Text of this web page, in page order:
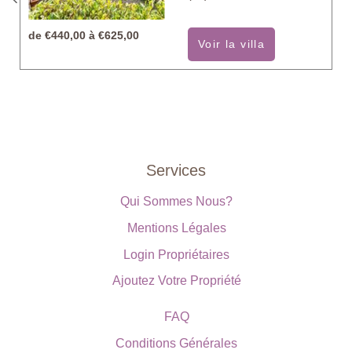
de €440,00 à €625,00
Voir la villa
Services
Qui Sommes Nous?
Mentions Légales
Login Propriétaires
Ajoutez Votre Propriété
FAQ
Conditions Générales